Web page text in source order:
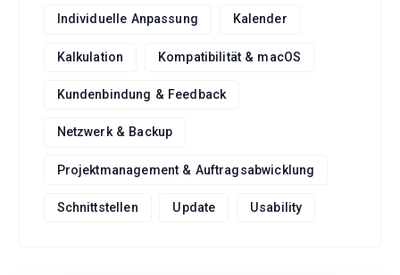
Individuelle Anpassung Kalender
Kalkulation Kompatibilität & macOS
Kundenbindung & Feedback
Netzwerk & Backup
Projektmanagement & Auftragsabwicklung
Schnittstellen Update Usability